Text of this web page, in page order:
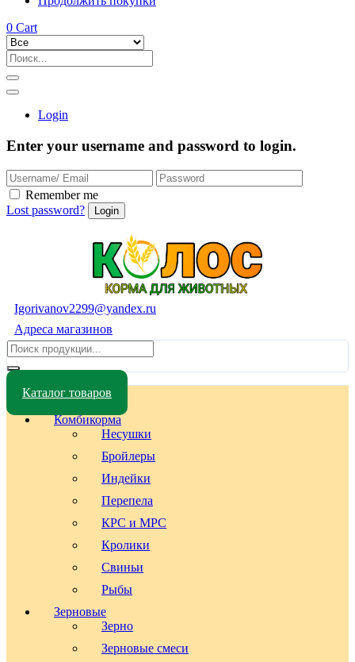
0 Cart
Login
Enter your username and password to login.
Remember me
Lost password?
Igorivanov2299@yandex.ru
Адреса магазинов
Каталог товаров
Комбикорма
Несушки
Бройлеры
Индейки
Перепела
КРС и МРС
Кролики
Свиньи
Рыбы
Зерновые
Зерно
Зерновые смеси